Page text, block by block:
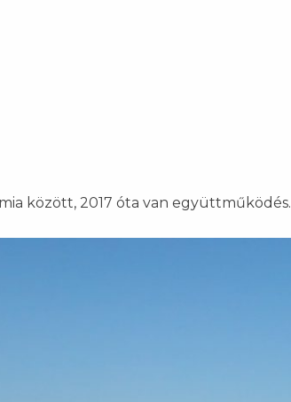
között, 2017 óta van együttműködés.